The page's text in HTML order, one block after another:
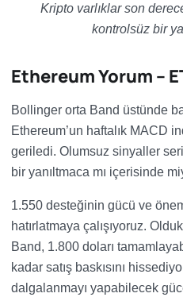
Kripto varlıklar son
kontrolsüz bir
Ethereum Yorum –
Bollinger orta Band üstünde
Ethereum’un haftalık MACD
geriledi. Olumsuz sinyaller
bir yanıltmaca mı içerisinde
1.550 desteğinin gücü ve
hatırlatmaya çalışıyoruz.
Band, 1.800 doları
kadar satış baskısını
dalgalanmayı yapabilecek